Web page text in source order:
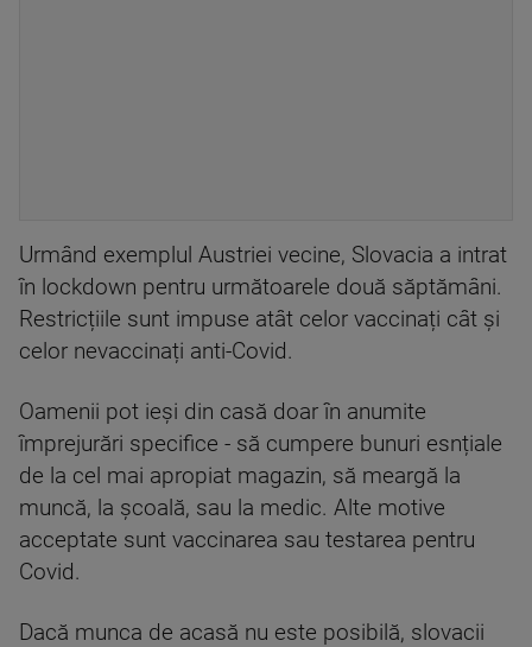
Urmând exemplul Austriei vecine, Slovacia a intrat
în lockdown pentru următoarele două săptămâni.
Restricțiile sunt impuse atât celor vaccinați cât și
celor nevaccinați anti-Covid.
Oamenii pot ieși din casă doar în anumite
împrejurări specifice - să cumpere bunuri esnțiale
de la cel mai apropiat magazin, să meargă la
muncă, la școală, sau la medic. Alte motive
acceptate sunt vaccinarea sau testarea pentru
Covid.
Dacă munca de acasă nu este posibilă, slovacii